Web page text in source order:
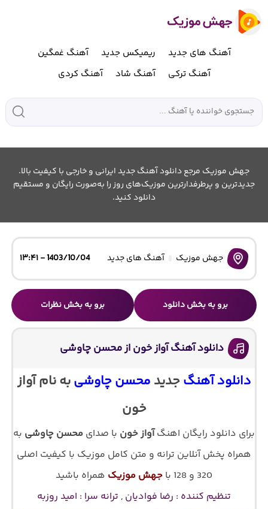
آهنگ های جدید ریمیکس جدید
آهنگ غمگین
آهنگ ترکی
آهنگ شاد آهنگ کردی
جهش موزیک مرجع دانلود آهنگ جدید ایرانی و خارجی با کیفیت بالا.
جدیدترین و پرطرفدارترین موزیک‌های روز را به‌صورت رایگان و مستقیم
دانلود کنید.
جهش موزیک آهنگ های جدید 1403/10/04 - ۱۳:۴۱
برو به بخش دانلود برو به بخش نظرات
دانلود آهنگ آواز خون از محسن چاوشی
دانلود آهنگجدید محسن چاوشیبه نام آواز
خون
برای دانلود رایگان اهنگآواز خون با صدای محسن چاوشی به
همراه پخش آنلاین ترانه و متن کامل موزیک با کیفیت اصلی
320 و 128 با
جهش موزیک همراه باشید
تنظیم کننده : رضا فوادیان , ترانه سرا : امید روزبه